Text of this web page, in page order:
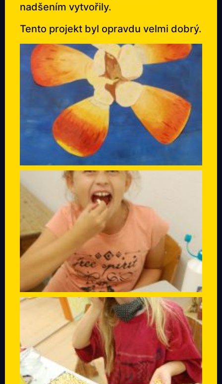
nadšením vytvořily.
Tento projekt byl opravdu velmi dobrý.